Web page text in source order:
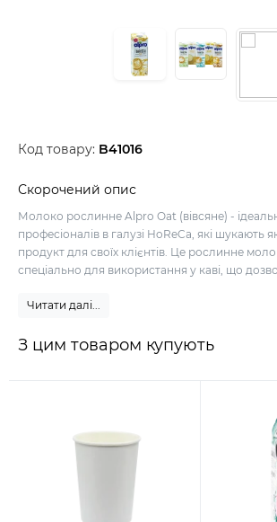
Код товару: B41016
Скорочений опис
Молоко рослинне Alpro Oat (вівсяне) -
професіоналів в галузі HoReCa, які шукають
продукт для своїх клієнтів. Це рослинне
спеціально для використання у каві, що
Читати далі...
З цим товаром купують